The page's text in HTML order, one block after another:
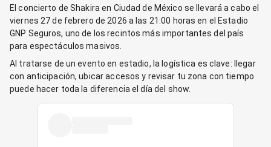
El concierto de Shakira en Ciudad de México se llevará a cabo el
viernes 27 de febrero de 2026 a las 21:00 horas en el Estadio
GNP Seguros, uno de los recintos más importantes del país
para espectáculos masivos.
Al tratarse de un evento en estadio, la logística es clave: llegar
con anticipación, ubicar accesos y revisar tu zona con tiempo
puede hacer toda la diferencia el día del show.